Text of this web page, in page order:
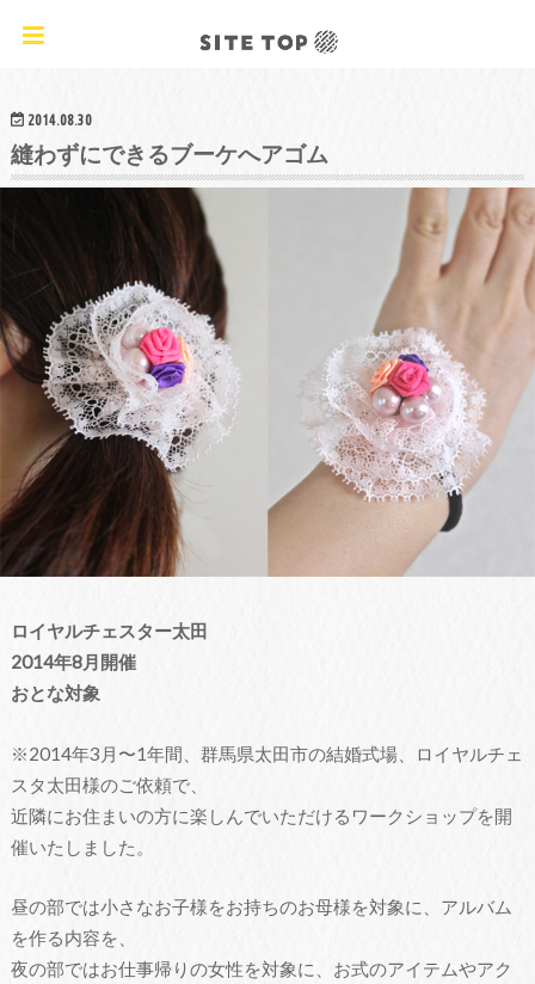
2014.08.30
縫わずにできるブーケへアゴム
ロイヤルチェスター太田
2014年8月開催
おとな対象
※2014年3月〜1年間、群馬県太田市の結婚式場、ロイヤルチェ
スタ太田様のご依頼で、
近隣にお住まいの方に楽しんでいただけるワークショップを開
催いたしました。
昼の部では小さなお子様をお持ちのお母様を対象に、アルバム
を作る内容を、
夜の部ではお仕事帰りの女性を対象に、お式のアイテムやアク